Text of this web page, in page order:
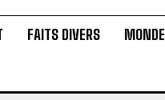
FAITS DIVERS MONDE